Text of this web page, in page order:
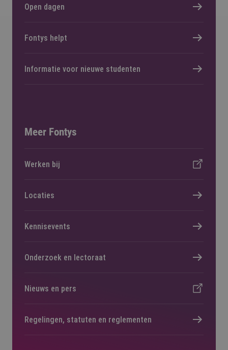
Open dagen
Fontys helpt
Informatie voor nieuwe studenten
Meer Fontys
Werken bij
Locaties
Kennisevents
Onderzoek en lectoraat
Nieuws en pers
Regelingen, statuten en reglementen